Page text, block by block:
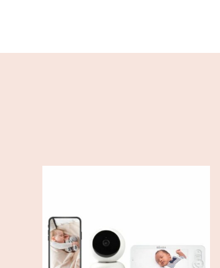
AJOUTER AU PANIER
DÉTAILS